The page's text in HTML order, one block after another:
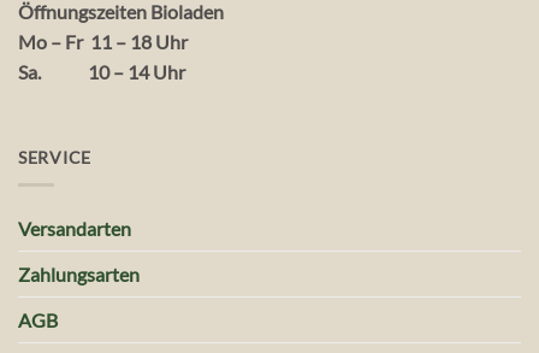
Öffnungszeiten Bioladen
Mo – Fr 11 – 18 Uhr
Sa. 10 – 14 Uhr
SERVICE
Versandarten
Zahlungsarten
AGB